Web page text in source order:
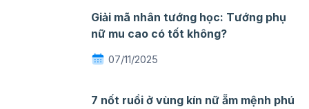
Giải mã nhân tướng học: Tướng phụ
nữ mu cao có tốt không?
07/11/2025
7 nốt ruồi ở vùng kín nữ ẵm mệnh phú